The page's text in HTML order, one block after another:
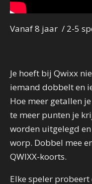
Vanaf 8 jaar / 2-5
Je hoeft bij Qwixx
iemand dobbelt en
Hoe meer getallen
te meer punten je
worden uitgelegd
worp. Dobbel mee
QWIXX-koorts.
Elke speler